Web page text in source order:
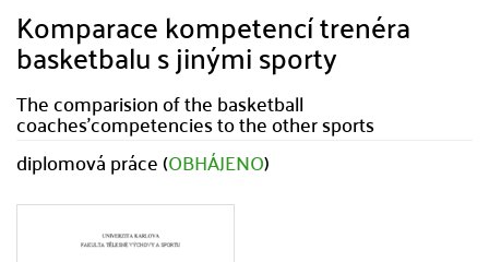
Komparace kompetencí trenéra
basketbalu s jinými sporty
The comparision of the basketball
coaches'competencies to the other sports
diplomová práce (OBHÁJENO)